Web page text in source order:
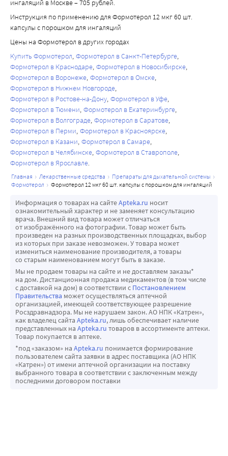
Внимание: мундштук нельзя жевать исильно сжимать
зубами! Не нажимайте на мундштук при вдыхании.
Это может блокировать движение капсулы. Задержите
дыхание приблизительно на 10 секунд или дольше,
насколько возможно. Удалите ингалятор изо рта.
Сделайте медленный выдох. Затем дышите нормально.
Повторите шаги 8-9 снова, для гарантированного
вдыхания дозы препарата.
Шаг 10.
После проведения ингаляции откройте отсек для
капсулы шаг 2, удалите пустую капсулу и затем закройте
его.
Внимание:
При проведении ингаляции постарайтесь не закрывать
отверстия, расположенные на боковых сторонах
движению воздуха внутри ингалятора, тем самым
уменьшается рассеивание содержимого капсулы.
Всегда после использования плотно закрывайте
«Инхалер CDM®» колпачком, это позволит сохранить
мундштук в чистоте.
Регулярно (раз в неделю) следует очищать мундштук
снаружи сухой тканью.
Имеются отдельные сообщения о случайном
проглатывании пациентами капсул препарата целиком,
без использования устройства для ингаляций.
Большинство таких случаев не связаны с развитием
нежелательных явлений. Медицинский работник
должен объяснить пациенту, как правильно применять
препарат, особенно, если после ингаляций у пациента не
наступает улучшение дыхания.
сутки в течение 12 недель в неизмененном виде с мочой
выделяется 10 % и 15-18 % от общей дозы у больных БА; 7
% и 6-9 % от общей дозы, соответственно, у больных
ХОБЛ.
Рассчитанные доли (R,R) и (S,S) энантиомеров
неизмененного формотерола в моче составляют 40 % и
60 %, соответственно, после однократной дозы
формотерола (12-120 >1кг) у здоровых добровольцев и
после однократных и повторных доз формотерола у
больных БА.
Активное вещество и его метаболиты полностью
выводятся из организма; около 2/3 от применяемой
внутрь дозы выводится с мочой, 1/3 - с калом. Почечный
клиренс формотерола составляет 150 мл/мин.
У здоровых добровольцев конечный период
полувыведения формотерола из плазмы после
однократной ингаляции препарата формотерола в дозе
120 мкг составляет 10 часов; конечные периоды
полувыведения (R,R) и (S,S) энантиомеров, рассчитанные
по экскреции с мочой, составляют 13,9 и 12,3 часа
соответственно.
Фармакокинетика у отдельных групп пациентов
Пол
После корректировки но массе тела
фармакокинетические параметры формотерола у
мужчин и у женщин не имеют существенных различий.
Пожилые пациенты (старше 65 лет)
Данных в пользу необходимости изменения дозирования
формотерола у пациентов старше 65 лет но сравнению с
более молодыми пациентами не получено.
Пациенты с нарушениями функции печени и/или почек
Фармакокинетика формотерола у пациентов с
ингаляций в Москве – 705 рублей.
Инструкция по применению для Формотерол 12 мкг 60 шт.
капсулы с порошком для ингаляций
Цены на Формотерол в других городах
Купить Формотерол Формотерол в Санкт-Петербурге
Формотерол в Краснодаре Формотерол в Новосибирске
Формотерол в Воронеже Формотерол в Омске
Формотерол в Нижнем Новгороде
Формотерол в Ростове-на-Дону Формотерол в Уфе
Формотерол в Тюмени Формотерол в Екатеринбурге
Формотерол в Волгограде Формотерол в Саратове
Формотерол в Перми Формотерол в Красноярске
Формотерол в Казани Формотерол в Самаре
Формотерол в Челябинске Формотерол в Ставрополе
Формотерол в Ярославле
главная лекарственные средства
препараты для дыхательной системы
формотерол
формотерол 12 мкг 60 шт. капсулы с порошком для ингаляций
Информация о товарах на сайтеApteka.ru носит
ознакомительный характер и не заменяет консультацию
врача. Внешний вид товара может отличаться
от изображённого на фотографии. Товар может быть
произведен на разных производственных площадках, выбор
из которых при заказе невозможен. У товара может
измениться наименование производителя, а товары
со старым наименованием могут быть в заказе.
Мы не продаем товары на сайте и не доставляем заказы*
на дом. Дистанционная продажа медикаментов (в том числе
с доставкой на дом) в соответствии с Постановлением
Правительства может осуществляться аптечной
организацией, имеющей соответствующее разрешение
Росздравнадзора. Мы не нарушаем закон. АО НПК «Катрен»,
как владелец сайта Apteka.ru, лишь обеспечивает наличие
представленных на Apteka.ru товаров в ассортименте аптеки.
Товар покупается в аптеке.
*под «заказом» на Apteka.ru понимается формирование
пользователем сайта заявки в адрес поставщика (АО НПК
«Катрен») от имени аптечной организации на поставку
выбранного товара в соответствии с заключенным между
последними договором поставки